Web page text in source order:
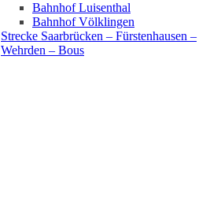
Bahnhof Luisenthal
Bahnhof Völklingen
Strecke Saarbrücken – Fürstenhausen –
Wehrden – Bous